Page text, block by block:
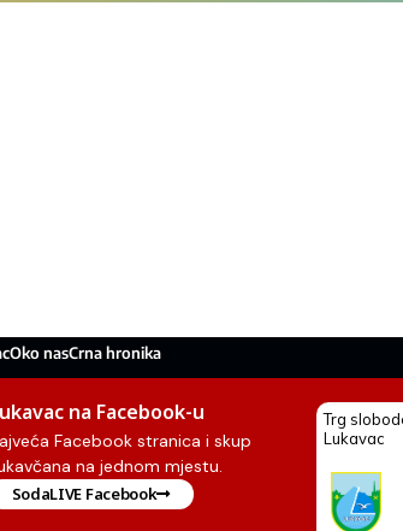
Oko nasCrna hronika
na Facebook-u
Facebook stranica i skup
na jednom mjestu.
SodaLIVE Facebook